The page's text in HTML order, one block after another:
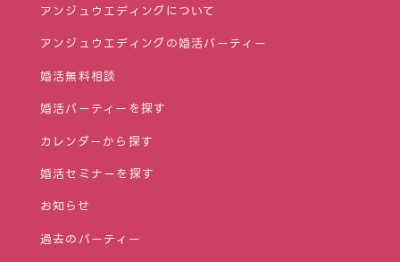
アンジュウエディングについて
アンジュウエディングの婚活パーティー
婚活無料相談
婚活パーティーを探す
カレンダーから探す
婚活セミナーを探す
お知らせ
過去のパーティー